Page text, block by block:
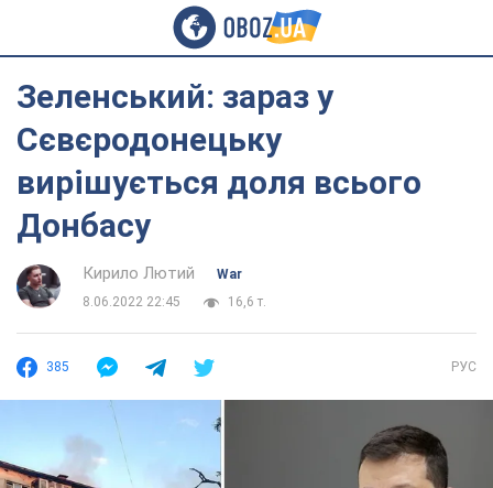
Зеленський: зараз у
Сєвєродонецьку
вирішується доля всього
Донбасу
Кирило Лютий
War
8.06.2022 22:45
16,6 т.
385 РУС